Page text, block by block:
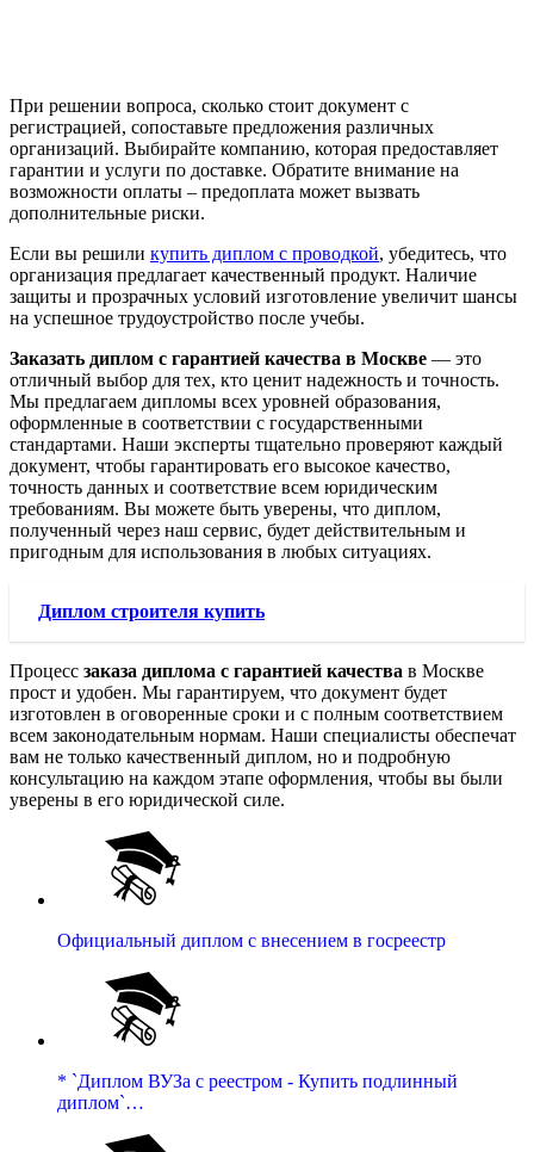
При решении вопроса, сколько стоит документ с
регистрацией, сопоставьте предложения различных
организаций. Выбирайте компанию, которая предоставляет
гарантии и услуги по доставке. Обратите внимание на
возможности оплаты – предоплата может вызвать
дополнительные риски.
Если вы решили купить диплом с проводкой, убедитесь, что
организация предлагает качественный продукт. Наличие
защиты и прозрачных условий изготовление увеличит шансы
на успешное трудоустройство после учебы.
Заказать диплом с гарантией качества в Москве — это
отличный выбор для тех, кто ценит надежность и точность.
Мы предлагаем дипломы всех уровней образования,
оформленные в соответствии с государственными
стандартами. Наши эксперты тщательно проверяют каждый
документ, чтобы гарантировать его высокое качество,
точность данных и соответствие всем юридическим
требованиям. Вы можете быть уверены, что диплом,
полученный через наш сервис, будет действительным и
пригодным для использования в любых ситуациях.
Диплом строителя купить
Процесс заказа диплома с гарантией качества в Москве
прост и удобен. Мы гарантируем, что документ будет
изготовлен в оговоренные сроки и с полным соответствием
всем законодательным нормам. Наши специалисты обеспечат
вам не только качественный диплом, но и подробную
консультацию на каждом этапе оформления, чтобы вы были
уверены в его юридической силе.
Официальный диплом с внесением в госреестр
* `Диплом ВУЗа с реестром - Купить подлинный
диплом`…